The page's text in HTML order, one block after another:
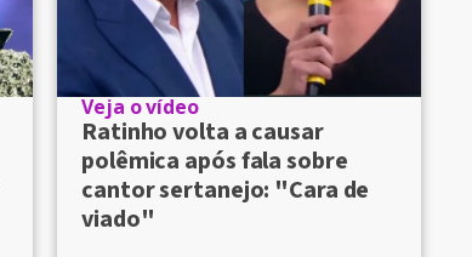
Veja o vídeo
Ratinho volta a causar
polêmica após fala sobre
cantor sertanejo: "Cara de
viado"